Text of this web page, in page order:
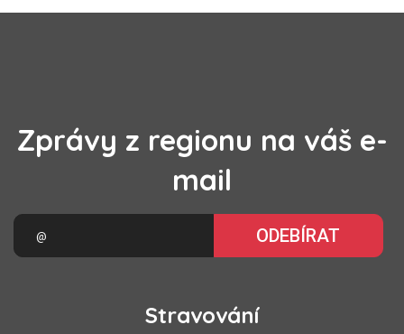
Zprávy z regionu na váš e-
mail
ODEBÍRAT
Stravování